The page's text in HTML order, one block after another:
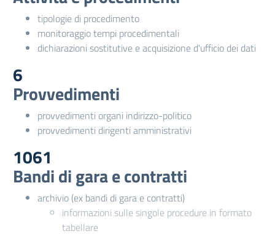
tipologie di procedimento
monitoraggio tempi procedimentali
dichiarazioni sostitutive e acquisizione d'ufficio dei dati
6
Provvedimenti
provvedimenti organi indirizzo-politico
provvedimenti dirigenti amministrativi
1061
Bandi di gara e contratti
archivio (ex bandi di gara e contratti)
informazioni sulle singole procedure in formato
tabellare